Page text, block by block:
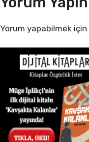
Yorum yapabilmek için